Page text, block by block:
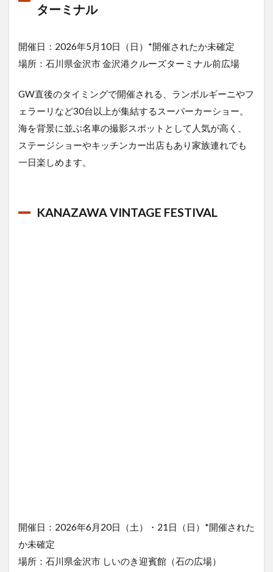
ターミナル
開催日：2026年5月10日（日）*開催されたか未確定
場所：石川県金沢市 金沢港クルーズターミナル前広場
GW直後のタイミングで開催される、ランボルギーニやフ
ェラーリなど30台以上が集結するスーパーカーショー。
海を背景に並ぶ名車の撮影スポットとして人気が高く、
ステージショーやキッチンカー出店もあり家族連れでも
一日楽しめます。
KANAZAWA VINTAGE FESTIVAL
開催日：2026年6月20日（土）・21日（日）*開催された
か未確定
場所：石川県金沢市 しいのき迎賓館（石の広場）